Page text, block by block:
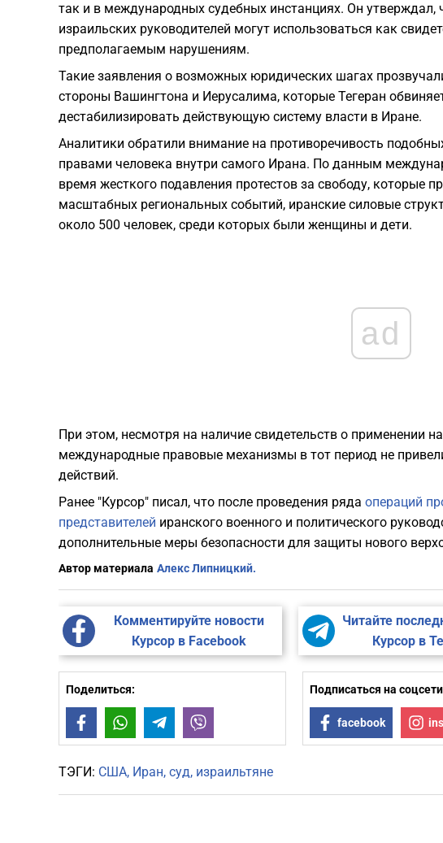
так и в международных судебных инстанциях. Он утверждал,
израильских руководителей могут использоваться как
предполагаемым нарушениям.
Такие заявления о возможных юридических шагах
стороны Вашингтона и Иерусалима, которые Тегеран
дестабилизировать действующую систему власти в Иране.
Аналитики обратили внимание на противоречивость
правами человека внутри самого Ирана. По данным
время жесткого подавления протестов за свободу, которые
масштабных региональных событий, иранские силовые
около 500 человек, среди которых были женщины и дети.
ad
При этом, несмотря на наличие свидетельств о применении
международные правовые механизмы в тот период не
действий.
Ранее "Курсор" писал, что после проведения ряда операций
представителей иранского военного и политического
дополнительные меры безопасности для защиты нового
Автор материала Алекс Липницкий.
Комментируйте новости
Курсор в Facebook
Читайте
Курсор в
Поделиться:
FacebookWhatsAppTelegram
Подписаться на
facebook
ТЭГИ: США Иран суд израильтяне